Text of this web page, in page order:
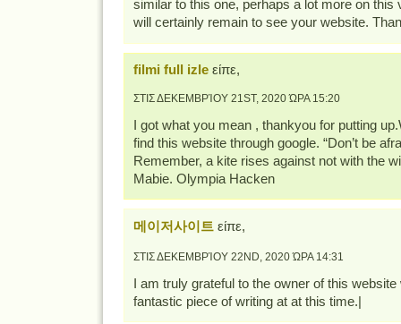
similar to this one, perhaps a lot more on this
will certainly remain to see your website.
filmi full izleείπε,
ΣΤΙΣ ΔΕΚΕΜΒΡΊΟΥ 21ST, 2020 ΏΡΑ 15:20
I got what you mean , thankyou for putting
find this website through google. “Don’t be
Remember, a kite rises against not with the
Mabie. Olympia Hacken
메이저사이트είπε,
ΣΤΙΣ ΔΕΚΕΜΒΡΊΟΥ 22ND, 2020 ΏΡΑ 14:31
I am truly grateful to the owner of this
fantastic piece of writing at at this time.|